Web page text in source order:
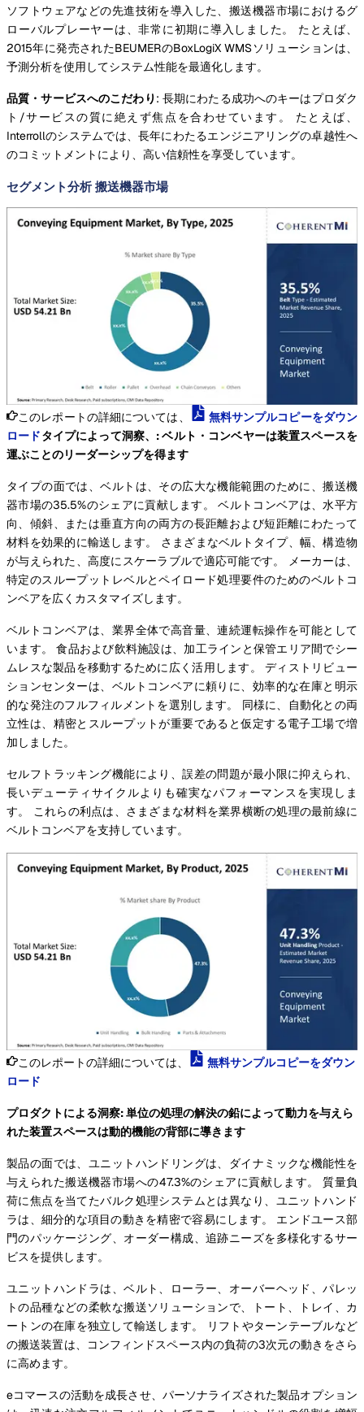
ソフトウェアなどの先進技術を導入した、搬送機器市場におけるグ
ローバルプレーヤーは、非常に初期に導入しました。 たとえば、
2015年に発売されたBEUMERのBoxLogiX WMSソリューションは、
予測分析を使用してシステム性能を最適化します。
品質・サービスへのこだわり : 長期にわたる成功へのキーはプロダク
ト/サービスの質に絶えず焦点を合わせています。 たとえば、
Interrollのシステムでは、長年にわたるエンジニアリングの卓越性へ
のコミットメントにより、高い信頼性を享受しています。
セグメント分析 搬送機器市場
このレポートの詳細については、
無料サンプルコピーをダウン
ロードタイプによって洞察、: ベルト・コンベヤーは装置スペースを
運ぶことのリーダーシップを得ます
タイプの面では、ベルトは、その広大な機能範囲のために、搬送機
器市場の35.5%のシェアに貢献します。 ベルトコンベアは、水平方
向、傾斜、または垂直方向の両方の長距離および短距離にわたって
材料を効果的に輸送します。 さまざまなベルトタイプ、幅、構造物
が与えられた、高度にスケーラブルで適応可能です。 メーカーは、
特定のスループットレベルとペイロード処理要件のためのベルトコ
ンベアを広くカスタマイズします。
ベルトコンベアは、業界全体で高音量、連続運転操作を可能として
います。 食品および飲料施設は、加工ラインと保管エリア間でシー
ムレスな製品を移動するために広く活用します。 ディストリビュー
ションセンターは、ベルトコンベアに頼りに、効率的な在庫と明示
的な発注のフルフィルメントを選別します。 同様に、自動化との両
立性は、精密とスループットが重要であると仮定する電子工場で増
加しました。
セルフトラッキング機能により、誤差の問題が最小限に抑えられ、
長いデューティサイクルよりも確実なパフォーマンスを実現しま
す。 これらの利点は、さまざまな材料を業界横断の処理の最前線に
ベルトコンベアを支持しています。
このレポートの詳細については、
無料サンプルコピーをダウン
ロード
プロダクトによる洞察: 単位の処理の解決の鉛によって動力を与えら
れた装置スペースは動的機能の背部に導きます
製品の面では、ユニットハンドリングは、ダイナミックな機能性を
与えられた搬送機器市場への47.3%のシェアに貢献します。 質量負
荷に焦点を当てたバルク処理システムとは異なり、ユニットハンド
ラは、細分的な項目の動きを精密で容易にします。 エンドユース部
門のパッケージング、オーダー構成、追跡ニーズを多様化するサー
ビスを提供します。
ユニットハンドラは、ベルト、ローラー、オーバーヘッド、パレッ
トの品種などの柔軟な搬送ソリューションで、トート、トレイ、カ
ートンの在庫を独立して輸送します。 リフトやターンテーブルなど
の搬送装置は、コンフィンドスペース内の負荷の3次元の動きをさら
に高めます。
eコマースの活動を成長させ、パーソナライズされた製品オプション